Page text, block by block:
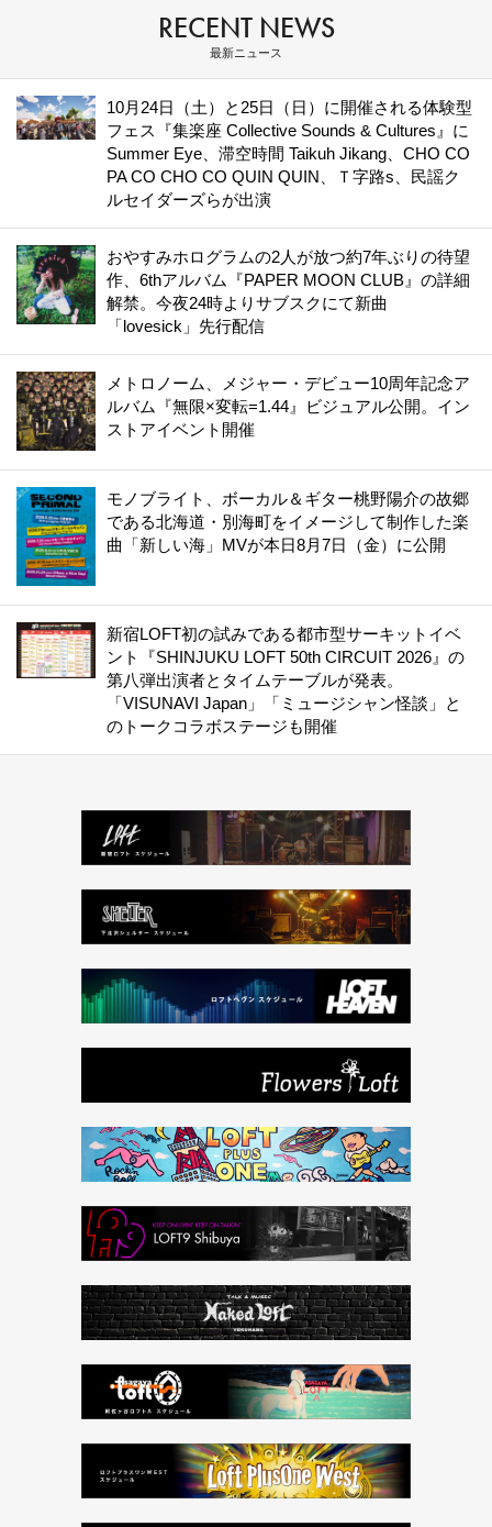
RECENT NEWS
最新ニュース
10月24日（土）と25日（日）に開催される体験型
フェス『集楽座 Collective Sounds & Cultures』に
Summer Eye、滞空時間 Taikuh Jikang、CHO CO
PA CO CHO CO QUIN QUIN、Ｔ字路s、民謡ク
ルセイダーズらが出演
おやすみホログラムの2人が放つ約7年ぶりの待望
作、6thアルバム『PAPER MOON CLUB』の詳細
解禁。今夜24時よりサブスクにて新曲
「lovesick」先行配信
メトロノーム、メジャー・デビュー10周年記念ア
ルバム『無限×変転=1.44』ビジュアル公開。イン
ストアイベント開催
モノブライト、ボーカル＆ギター桃野陽介の故郷
である北海道・別海町をイメージして制作した楽
曲「新しい海」MVが本日8月7日（金）に公開
新宿LOFT初の試みである都市型サーキットイベ
ント『SHINJUKU LOFT 50th CIRCUIT 2026』の
第八弾出演者とタイムテーブルが発表。
「VISUNAVI Japan」「ミュージシャン怪談」と
のトークコラボステージも開催